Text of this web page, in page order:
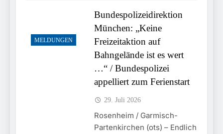
MELDUNGEN
Bundespolizeidirektion
München: „Keine
Freizeitaktion auf
Bahngelände ist es wert
…“ / Bundespolizei
appelliert zum Ferienstart
29. Juli 2026
Rosenheim / Garmisch-
Partenkirchen (ots) – Endlich